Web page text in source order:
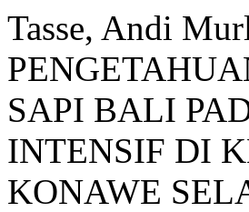
Tasse, Andi
SAPI BALI
INTENSIF DI
KONAWE